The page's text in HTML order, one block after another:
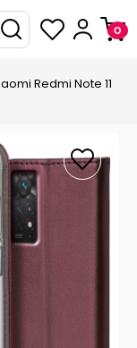
Redmi Note 11